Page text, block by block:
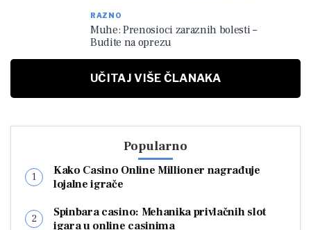
RAZNO
Muhe: Prenosioci zaraznih bolesti –
Budite na oprezu
UČITAJ VIŠE ČLANAKA
Popularno
Kako Casino Online Millioner nagrađuje
lojalne igrače
Spinbara casino: Mehanika privlačnih slot
igara u online casinima